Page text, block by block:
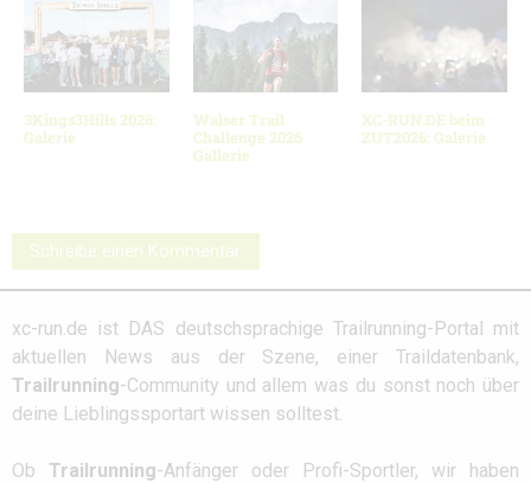
3Kings3Hills 2026:
Galerie
Walser Trail
Challenge 2026
Gallerie
XC-RUN.DE beim
ZUT2026: Galerie
Schreibe einen Kommentar
xc-run.de ist DAS deutschsprachige Trailrunning-Portal mit
aktuellen News aus der Szene, einer Traildatenbank,
Trailrunning-Community und allem was du sonst noch über
deine Lieblingssportart wissen solltest.
Ob Trailrunning-Anfänger oder Profi-Sportler, wir haben